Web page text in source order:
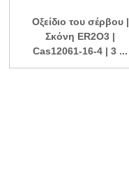
Οξείδιο του σέρβου |
Σκόνη ER2O3 |
Cas12061-16-4 | 3 ...